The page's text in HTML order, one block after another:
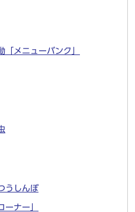
「メニューバンク」
うしんぼ
ーナー」